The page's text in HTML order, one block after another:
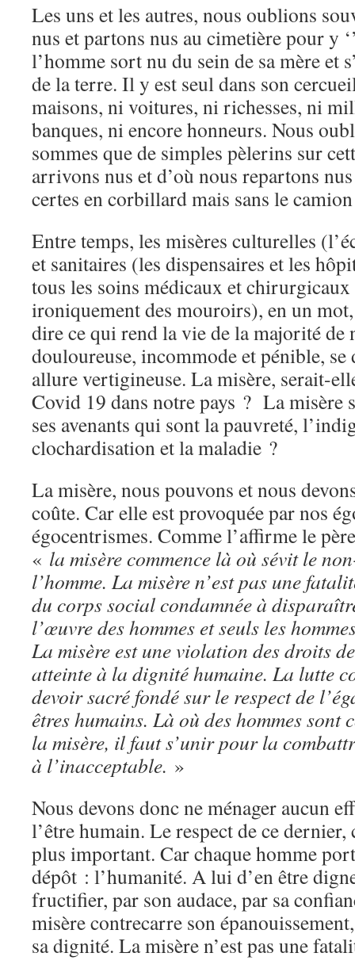
Les uns et les autres, nous oublions
nus et partons nus au cimetière pour y
l’homme sort nu du sein de sa mère et
de la terre. Il y est seul dans son
maisons, ni voitures, ni richesses, ni
banques, ni encore honneurs. Nous
sommes que de simples pèlerins sur
arrivons nus et d’où nous repartons
certes en corbillard mais sans le
Entre temps, les misères culturelles
et sanitaires (les dispensaires et les
tous les soins médicaux et chirurgicaux
ironiquement des mouroirs), en un
dire ce qui rend la vie de la majorité de
douloureuse, incommode et pénible, se
allure vertigineuse. La misère, serait-
Covid 19 dans notre pays ? La misère
ses avenants qui sont la pauvreté,
clochardisation et la maladie ?
La misère, nous pouvons et nous
coûte. Car elle est provoquée par nos
égocentrismes. Comme l’affirme le
« la misère commence là où sévit le
l’homme. La misère n’est pas une
du corps social condamnée à
l’œuvre des hommes et seuls les
La misère est une violation des droits
atteinte à la dignité humaine. La lutte
devoir sacré fondé sur le respect de
êtres humains. Là où des hommes sont
la misère, il faut s’unir pour la
à l’inacceptable. »
Nous devons donc ne ménager aucun
l’être humain. Le respect de ce dernier,
plus important. Car chaque homme
dépôt : l’humanité. A lui d’en être
fructifier, par son audace, par sa
misère contrecarre son
sa dignité. La misère n’est pas une